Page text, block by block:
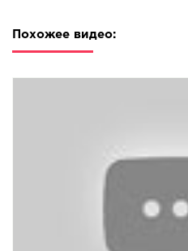
Похожее видео: